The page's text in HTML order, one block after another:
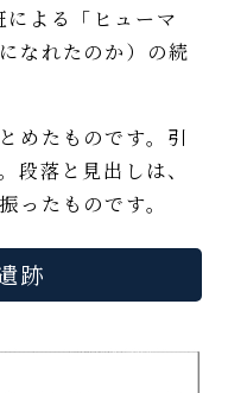
よる「ヒューマ
なれたのか）の続
めたものです。引
段落と見出しは、
ったものです。
跡